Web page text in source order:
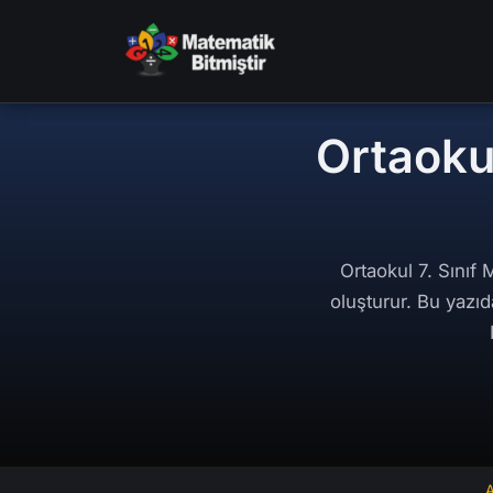
Ortaokul 7. Sınıf
oluşturur. Bu